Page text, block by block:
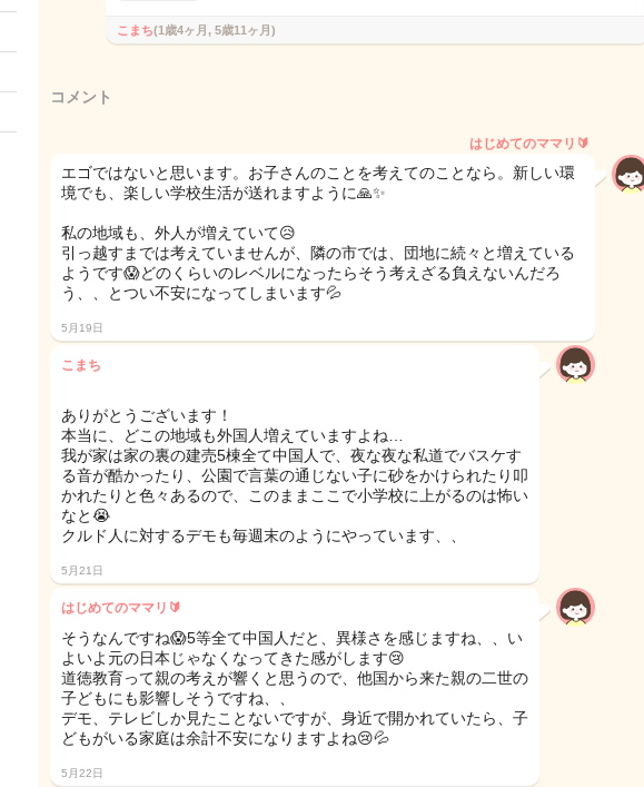
こまち(1歳4ヶ月, 5歳11ヶ月)
コメント
はじめてのママリ🔰
エゴではないと思います。お子さんのことを考えてのことなら。新しい環
境でも、楽しい学校生活が送れますように🙏✨
私の地域も、外人が増えていて😥
引っ越すまでは考えていませんが、隣の市では、団地に続々と増えている
ようです😱どのくらいのレベルになったらそう考えざる負えないんだろ
う、、とつい不安になってしまいます💦
5月19日
こまち
ありがとうございます！
本当に、どこの地域も外国人増えていますよね…
我が家は家の裏の建売5棟全て中国人で、夜な夜な私道でバスケす
る音が酷かったり、公園で言葉の通じない子に砂をかけられたり叩
かれたりと色々あるので、このままここで小学校に上がるのは怖い
なと😭
クルド人に対するデモも毎週末のようにやっています、、
5月21日
はじめてのママリ🔰
そうなんですね😱5等全て中国人だと、異様さを感じますね、、い
よいよ元の日本じゃなくなってきた感がします😢
道徳教育って親の考えが響くと思うので、他国から来た親の二世の
子どもにも影響しそうですね、、
デモ、テレビしか見たことないですが、身近で開かれていたら、子
どもがいる家庭は余計不安になりますよね😢💦
5月22日